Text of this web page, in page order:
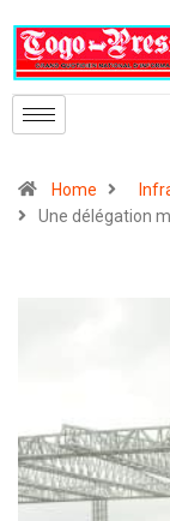
Home
Une délégation